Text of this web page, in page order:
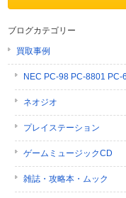
ブログカテゴリー
買取事例
NEC PC-98 PC-8801 PC-
ネオジオ
プレイステーション
ゲームミュージックCD
雑誌・攻略本・ムック